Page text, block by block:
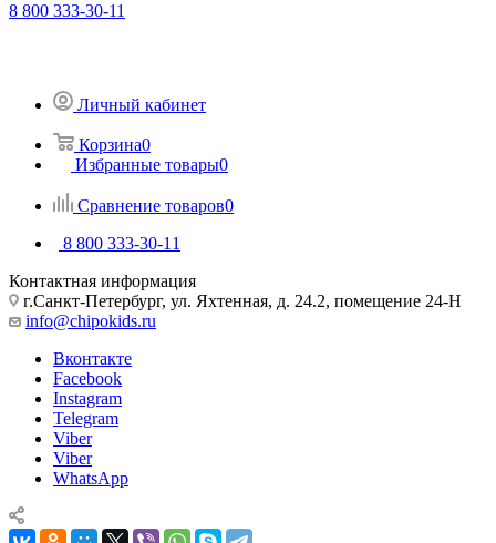
8 800 333-30-11
Личный кабинет
Корзина0
Избранные товары0
Сравнение товаров0
8 800 333-30-11
Контактная информация
г.Санкт-Петербург, ул. Яхтенная, д. 24.2, помещение 24-Н
info@chipokids.ru
Вконтакте
Facebook
Instagram
Telegram
Viber
Viber
WhatsApp